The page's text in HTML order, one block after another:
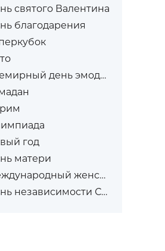
святого Валентина
благодарения
день эмодзи
год
матери
женский день (8-е марта)
независимости США